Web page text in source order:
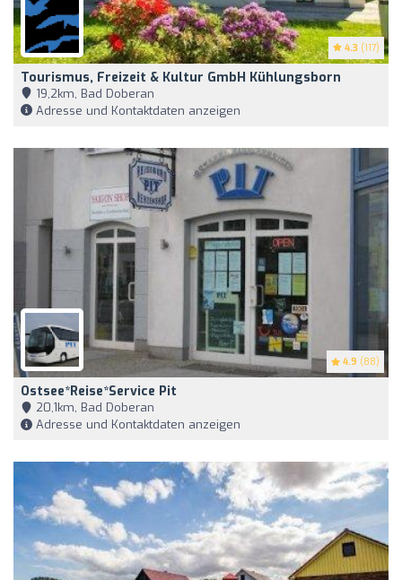
4.3 (117)
Tourismus, Freizeit & Kultur GmbH Kühlungsborn
19,2km, Bad Doberan
Adresse und Kontaktdaten anzeigen
4.9 (88)
Ostsee*Reise*Service Pit
20,1km, Bad Doberan
Adresse und Kontaktdaten anzeigen